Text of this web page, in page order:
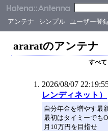
アンテナ シンプル ユーザー登
araratのアンテナ
すべて
2026/08/07
レンディネット）
自分年金を増やす最
最初はタイミーでも
月10万円を目指せ